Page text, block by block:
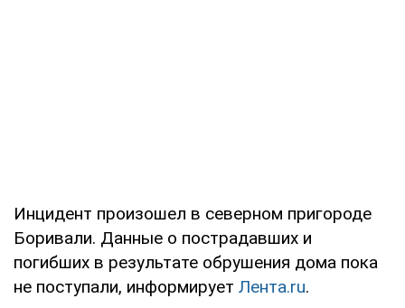
Инцидент произошел в северном пригороде
Боривали. Данные о пострадавших и
погибших в результате обрушения дома пока
не поступали, информирует Лента.ru.